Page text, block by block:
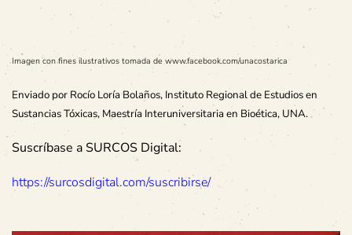
Imagen con fines ilustrativos tomada de www.facebook.com/unacostarica
Enviado por Rocío Loría Bolaños, Instituto Regional de Estudios en
Sustancias Tóxicas, Maestría Interuniversitaria en Bioética, UNA.
Suscríbase a SURCOS Digital:
https://surcosdigital.com/suscribirse/